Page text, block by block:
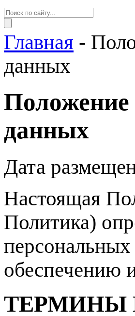
Главная -
данных
Положение
данных
Дата
Настоящая
Политика)
обеспечению
ТЕРМИНЫ